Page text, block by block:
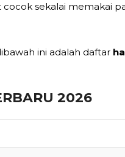
sekalai memakai
ini adalah daftar
2026